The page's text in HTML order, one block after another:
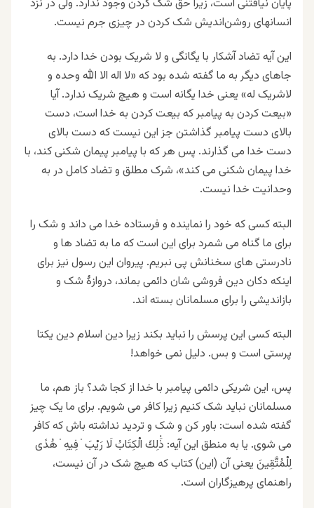
پایان نیافتنی است، زیرا حق شک کردن وجود ندارد. ولی در نزد
انسانهای روشن‌اندیش شک کردن در چیزی جرم نیست.
این آیه تضاد آشکار با یگانگی و لا شریک بودن خدا دارد. به
جاهای دیگر به ما گفته شده بود که «لا اله الا الله وحده و
لاشریک له» یعنی خدا یگانه است و هیچ شریک ندارد. آیا
«بیعت کردن به پیامبر که بیعت کردن به خدا است، دست
بالای دست پیامبر گذاشتن جز این نیست که دست بالای
دست خدا می گذارند. پس هر که با پیامبر پیمان شکنی کند، با
خدا پیمان شکنی می کند»، شرک مطلق و تضاد کامل در به
وحدانیت خدا نیست.
البته کسی که خود را نماینده و فرستاده خدا می داند و شک را
برای ما گناه می شمرد برای این است که ما به تضاد ها و
نادرستی های سخنانش پی نبریم. پیروان این رسول نیز برای
اینکه دکان دین فروشی شان دائمی بماند، دروازۀ شک و
بازاندیشی را برای مسلمانان بسته اند.
البته کسی این پرسش را نباید بکند زیرا دین اسلام دین یکتا
پرستی است و بس. دلیل نمی خواهد!
پس، این شریکی دائمی پیامبر با خدا از کجا شد؟ باز هم، ما
مسلمانان نباید شک کنیم زیرا کافر می شویم. برای ما یک چیز
گفته شده است: باور کن و شک و تردید نداشته باش که کافر
می شوی. یا به منطق این آیه: ذَٰلِكَ الْكِتَابُ لَا رَيْبَ ۛ فِيهِ ۛ هُدًى
لِلْمُتَّقِينَ یعنی آن (این) کتاب که هیچ شک در آن نیست،
راهنمای پرهیزگاران است.